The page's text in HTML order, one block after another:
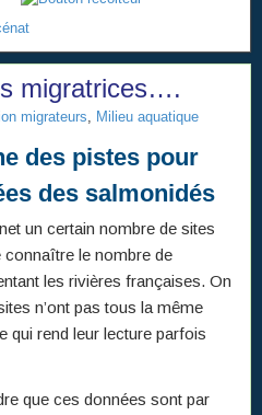
migratrices….
migrateurs, Milieu aquatique
des pistes pour
des salmonidés
un certain nombre de sites
connaître le nombre de
les rivières françaises. On
n’ont pas tous la même
qui rend leur lecture parfois
que ces données sont par